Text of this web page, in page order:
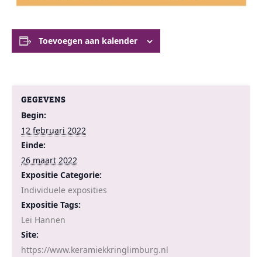
Toevoegen aan kalender
GEGEVENS
Begin:
12 februari 2022
Einde:
26 maart 2022
Expositie Categorie:
Individuele exposities
Expositie Tags:
Lei Hannen
Site:
https://www.keramiekkringlimburg.nl